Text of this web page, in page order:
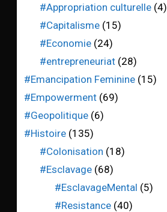
#Appropriation culturelle(4)
#Capitalisme(15)
#Economie(24)
#entrepreneuriat(28)
#Emancipation Feminine (15)
#Empowerment (69)
#Geopolitique (6)
#Histoire (135)
#Colonisation (18)
#Esclavage(68)
#EsclavageMental (5)
#Resistance (40)